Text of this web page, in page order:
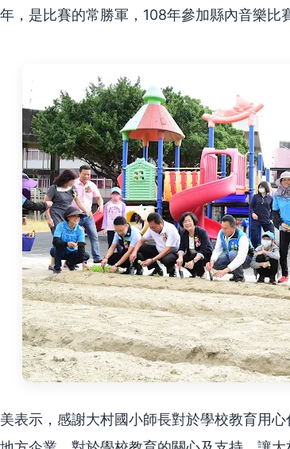
，是比賽的常勝軍，108年參加縣內音樂比
表示，感謝大村國小師長對於學校教育用